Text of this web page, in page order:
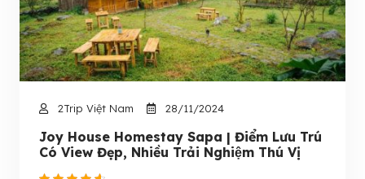
2Trip Việt Nam 28/11/2024
Joy House Homestay Sapa | Điểm Lưu Trú
Có View Đẹp, Nhiều Trải Nghiệm Thú Vị